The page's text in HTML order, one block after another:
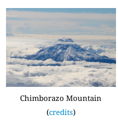
Chimborazo Mountain
(credits)